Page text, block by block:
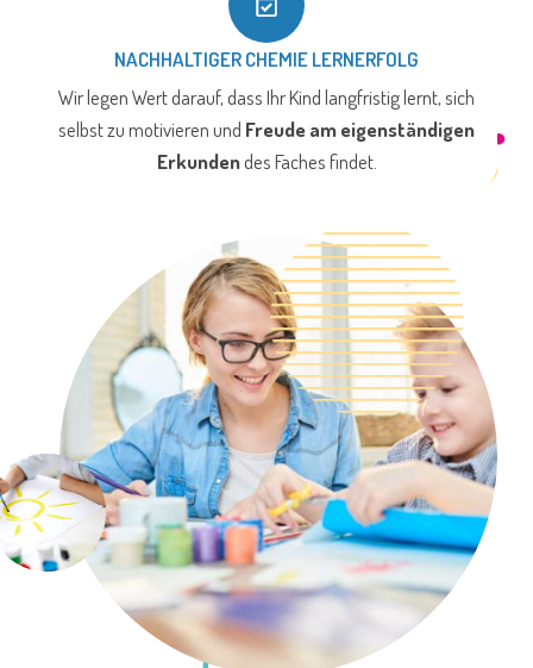
NACHHALTIGER CHEMIE LERNERFOLG
Wir legen Wert darauf, dass Ihr Kind langfristig lernt, sich
selbst zu motivieren und Freude am eigenständigen
Erkundendes Faches findet.